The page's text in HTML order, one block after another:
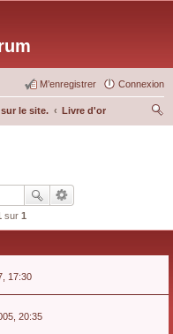
Connexion
M’enregistrer
le site.
Livre d'or
sur 1
17:30
20:35